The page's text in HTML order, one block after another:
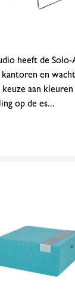
heeft de
en
aan
op de es...